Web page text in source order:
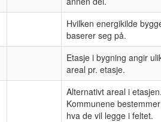
Hvilken energikilde
baserer seg på.
Etasje i bygning angir
areal pr. etasje.
Alternativt areal i
Kommunene bestemmer
hva de vil legge i feltet.